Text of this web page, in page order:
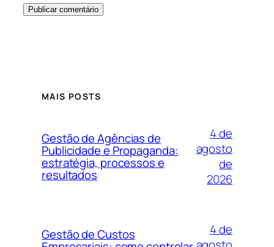
MAIS POSTS
Gestão de Agências de
Publicidade e Propaganda:
estratégia, processos e
resultados
4 de
agosto
de
2026
Gestão de Custos
4 de